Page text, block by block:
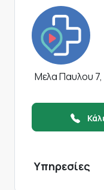
Μελα Παυλου
Υπηρεσίες